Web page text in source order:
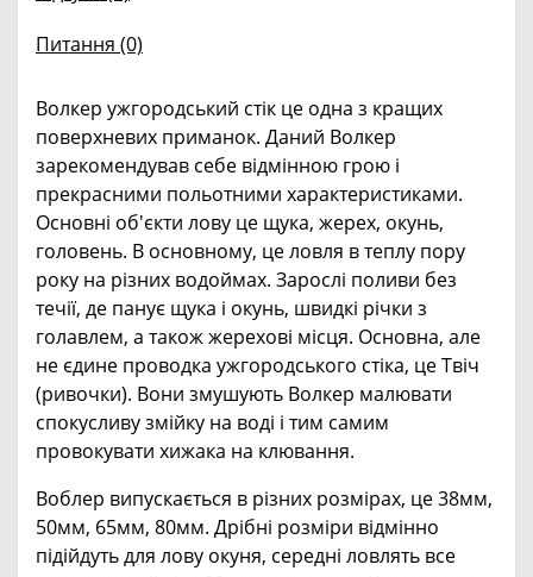
Питання (0)
Волкер ужгородський стік це одна з кращих
поверхневих приманок. Даний Волкер
зарекомендував себе відмінною грою і
прекрасними польотними характеристиками.
Основні об'єкти лову це щука, жерех, окунь,
головень. В основному, це ловля в теплу пору
року на різних водоймах. Зарослі поливи без
течії, де панує щука і окунь, швидкі річки з
голавлем, а також жерехові місця. Основна, але
не єдине проводка ужгородського стіка, це Твіч
(ривочки). Вони змушують Волкер малювати
спокусливу змійку на воді і тим самим
провокувати хижака на клювання.
Воблер випускається в різних розмірах, це 38мм,
50мм, 65мм, 80мм. Дрібні розміри відмінно
підійдуть для лову окуня, середні ловлять все